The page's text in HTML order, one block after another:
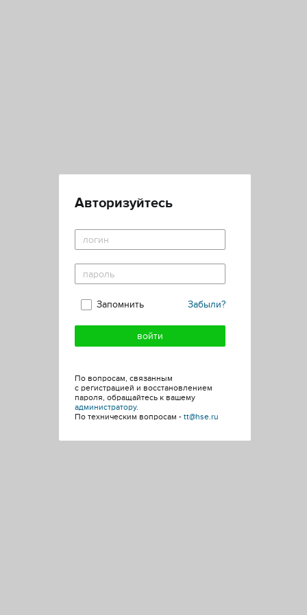
Авторизуйтесь
Забыли?
Запомнить
По вопросам, связанным
с регистрацией и восстановлением
пароля, обращайтесь к вашему
администратору.
По техническим вопросам - tt@hse.ru